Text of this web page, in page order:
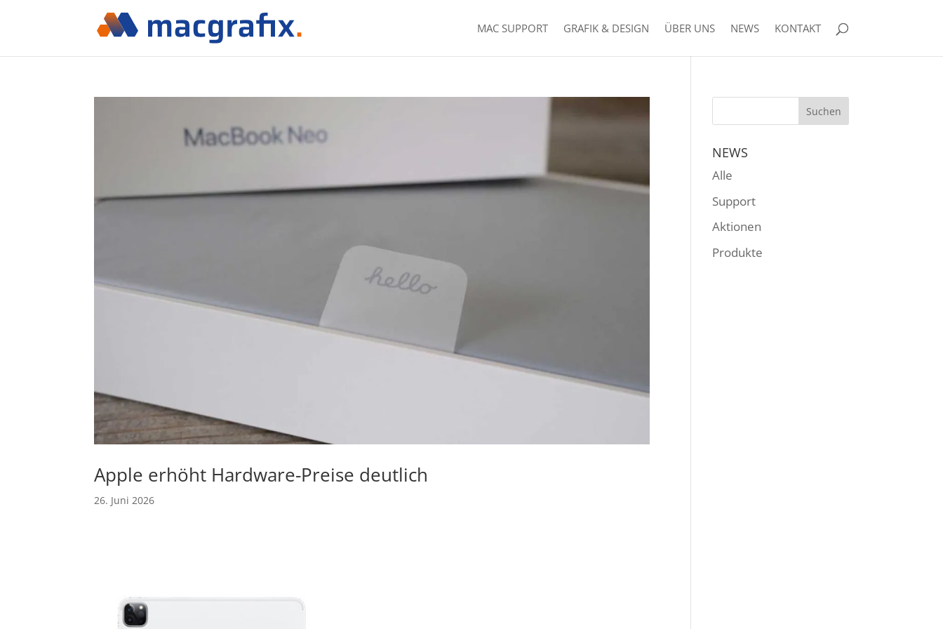
MAC SUPPORT GRAFIK & DESIGN ÜBER UNS NEWS KONTAKT
Apple erhöht Hardware-Preise deutlich
26. Juni 2026
NEWS
Alle
Support
Aktionen
Produkte